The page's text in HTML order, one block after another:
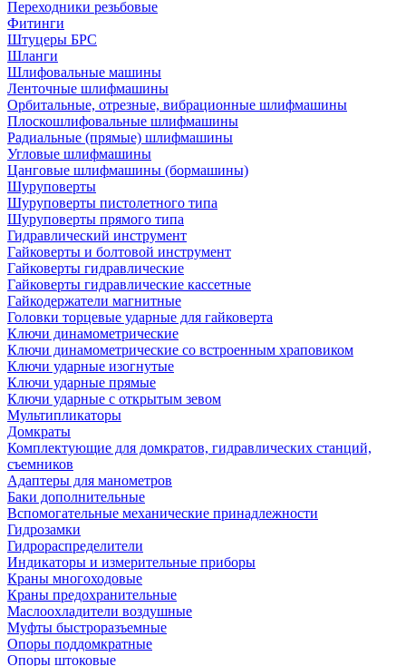
Переходники резьбовые
Фитинги
Штуцеры БРС
Шланги
Шлифовальные машины
Ленточные шлифмашины
Орбитальные, отрезные, вибрационные шлифмашины
Плоскошлифовальные шлифмашины
Радиальные (прямые) шлифмашины
Угловые шлифмашины
Цанговые шлифмашины (бормашины)
Шуруповерты
Шуруповерты пистолетного типа
Шуруповерты прямого типа
Гидравлический инструмент
Гайковерты и болтовой инструмент
Гайковерты гидравлические
Гайковерты гидравлические кассетные
Гайкодержатели магнитные
Головки торцевые ударные для гайковерта
Ключи динамометрические
Ключи динамометрические со встроенным храповиком
Ключи ударные изогнутые
Ключи ударные прямые
Ключи ударные с открытым зевом
Мультипликаторы
Домкраты
Комплектующие для домкратов, гидравлических станций,
съемников
Адаптеры для манометров
Баки дополнительные
Вспомогательные механические принадлежности
Гидрозамки
Гидрораспределители
Индикаторы и измерительные приборы
Краны многоходовые
Краны предохранительные
Маслоохладители воздушные
Муфты быстроразъемные
Опоры поддомкратные
Опоры штоковые